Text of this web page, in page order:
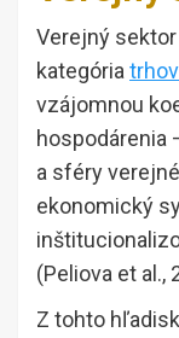
Verejný
kategória
vzájomnou
hospodárenia
a sféry
ekonomický
(Peliova et al.,
Z tohto